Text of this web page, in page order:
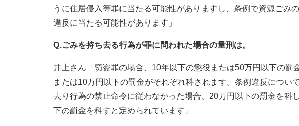
うに住居侵入等罪に当たる可能性がありますし、条例で資源ごみ
違反に当たる可能性があります」
Q.ごみを持ち去る行為が罪に問われた場合の量刑は。
井上さん「窃盗罪の場合、10年以下の懲役または50万円以下の罰
または10万円以下の罰金がそれぞれ科されます。条例違反につい
去り行為の禁止命令に従わなかった場合、20万円以下の罰金を科
下の罰金を科すと定められています」